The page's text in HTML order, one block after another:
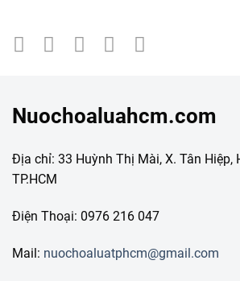
Nuochoaluahcm.com
Địa chỉ: 33 Huỳnh Thị Mài, X. Tân Hiệp,
TP.HCM
Điện Thoại: 0976 216 047
Mail: nuochoaluatphcm@gmail.com